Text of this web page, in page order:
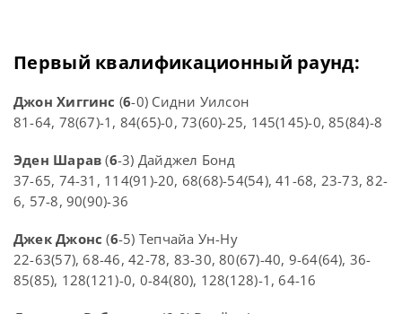
Первый квалификационный раунд:
Джон Хиггинс (6-0) Сидни Уилсон
81-64, 78(67)-1, 84(65)-0, 73(60)-25, 145(145)-0, 85(84)-8
Эден Шарав (6-3) Дайджел Бонд
37-65, 74-31, 114(91)-20, 68(68)-54(54), 41-68, 23-73, 82-
6, 57-8, 90(90)-36
Джек Джонс (6-5) Тепчайа Ун-Ну
22-63(57), 68-46, 42-78, 83-30, 80(67)-40, 9-64(64), 36-
85(85), 128(121)-0, 0-84(80), 128(128)-1, 64-16